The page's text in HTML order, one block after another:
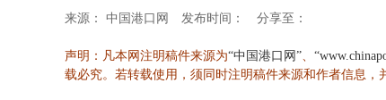
来源： 中国港口网 发布时间： 分享至：
声明：凡本网注明稿件来源为“中国港口网”、
载必究。若转载使用，须同时注明稿件来源和作者信息，